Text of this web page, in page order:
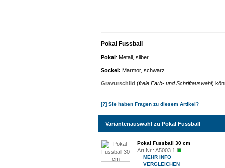
Pokal Fussball
Pokal: Metall, silber
Sockel: Marmor, schwarz
Gravurschild (freie Farb- und Schriftauswahl)
[?] Sie haben Fragen zu diesem Artikel?
Variantenauswahl zu Pokal Fussball
Pokal Fussball 30 cm
Art.Nr.: A5003.1
MEHR INFO
VERGLEICHEN